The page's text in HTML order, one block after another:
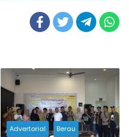
Advertorial Berau